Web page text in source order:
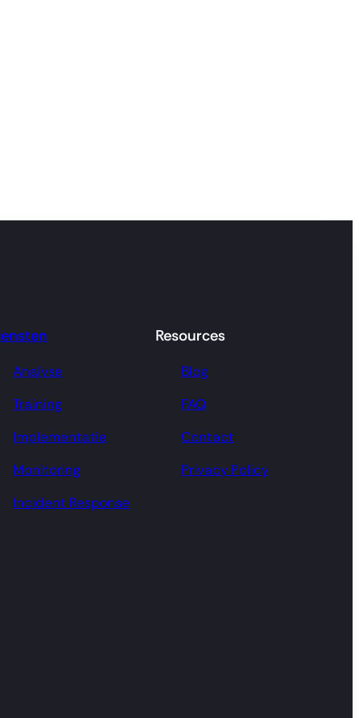
Analyse
Training
Implementatie
Monitoring
Incident Response
Resources
Blog
FAQ
Contact
Privacy Policy